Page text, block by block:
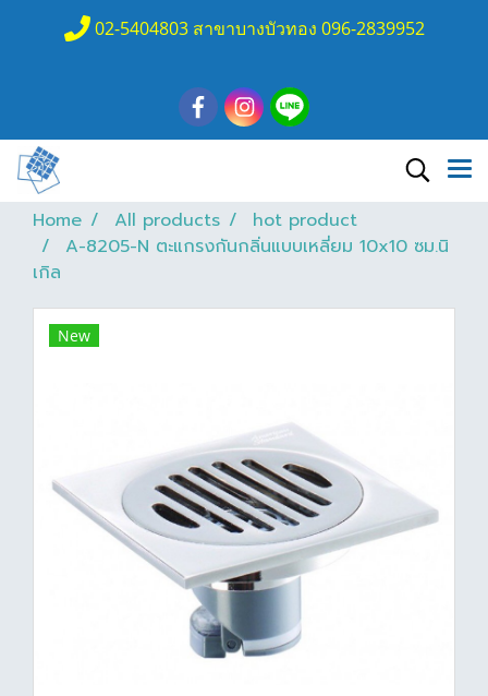
02-5404803 สาขาบางบัวทอง 096-2839952
Home All products
hot product
A-8205-N ตะแกรงกันกลิ่นแบบเหลี่ยม 10x10 ซม.นิ
เกิล
New